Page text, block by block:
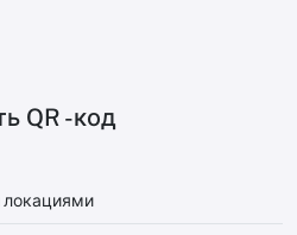
QR -код
локациями